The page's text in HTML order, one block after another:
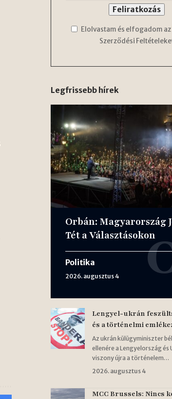
Elolvastam és elfogadom
Szerződési
Legfrissebb hírek
Orbán: Magyarország
Tét a Választásokon
Politika
2026. augusztus 4
Lengyel-ukrán
és a történelmi
Az ukrán külügyminiszter
ellenére a Lengyelország
viszony újra a történelem…
2026. augusztus 4
MCC Brussels: Nincs